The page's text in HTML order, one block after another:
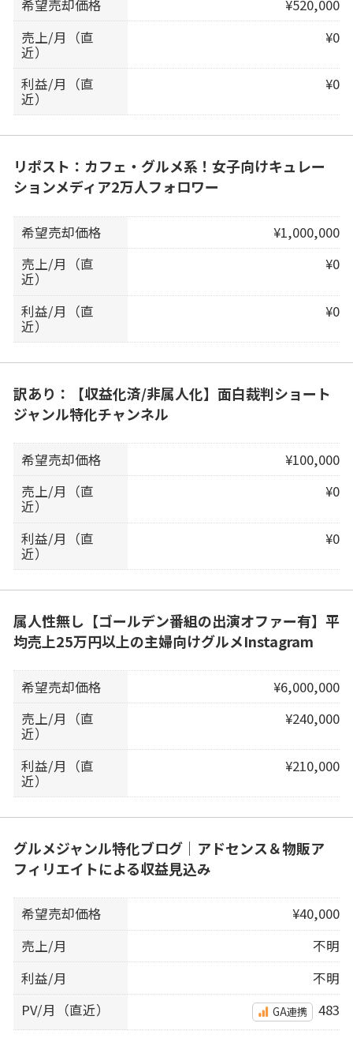
希望売却価格
¥520,000
売上/月（直
近）
¥0
利益/月（直
近）
¥0
リポスト：カフェ・グルメ系！女子向けキュレー
ションメディア2万人フォロワー
希望売却価格
¥1,000,000
売上/月（直
近）
¥0
利益/月（直
近）
¥0
訳あり：【収益化済/非属人化】面白裁判ショート
ジャンル特化チャンネル
希望売却価格
¥100,000
売上/月（直
近）
¥0
利益/月（直
近）
¥0
属人性無し【ゴールデン番組の出演オファー有】平
均売上25万円以上の主婦向けグルメInstagram
希望売却価格
¥6,000,000
売上/月（直
近）
¥240,000
利益/月（直
近）
¥210,000
グルメジャンル特化ブログ｜アドセンス＆物販ア
フィリエイトによる収益見込み
希望売却価格
¥40,000
売上/月
不明
利益/月
不明
PV/月（直近）
GA連携 483